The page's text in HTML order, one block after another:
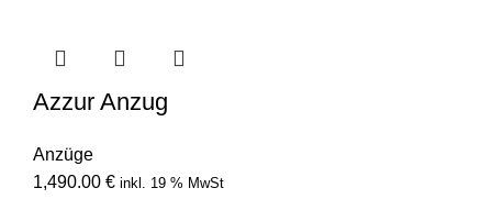
Azzur Anzug
Anzüge
1,490.00 € inkl. 19 % MwSt